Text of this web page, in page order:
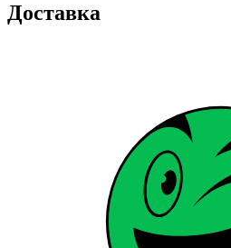
Доставка